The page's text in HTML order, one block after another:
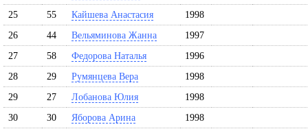
25
55 Кайшева Анастасия
1998
26
44 Вельяминова Жанна
1997
27
58 Федорова Наталья
1996
28
29 Румянцева Вера
1998
29
27 Лобанова Юлия
1998
30
30 Яборова Арина
1998